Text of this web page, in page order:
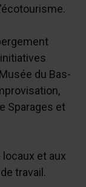
du Bas-
Sparages et
et aux
travail.